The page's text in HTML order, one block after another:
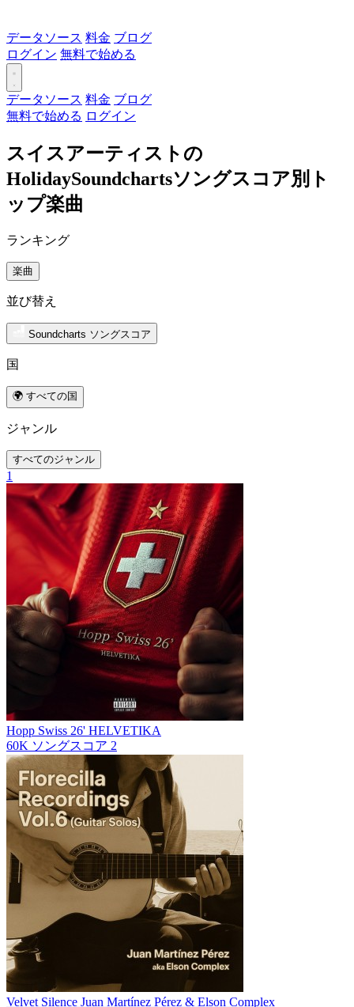
データソース 料金 ブログ
ログイン 無料で始める
データソース 料金 ブログ
無料で始める ログイン
スイスアーティストの
HolidaySoundchartsソングスコア別ト
ップ楽曲
ランキング
楽曲
並び替え
Soundcharts ソングスコア
国
🌍 すべての国
ジャンル
すべてのジャンル
1
Hopp Swiss 26' HELVETIKA
60K ソングスコア 2
Velvet Silence Juan Martínez Pérez & Elson Complex